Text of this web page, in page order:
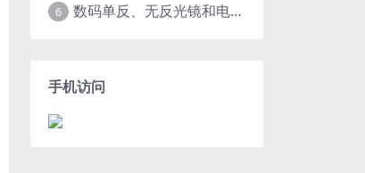
6 数码单反、无反光镜和电影摄影机的最佳摄影机设置
手机访问